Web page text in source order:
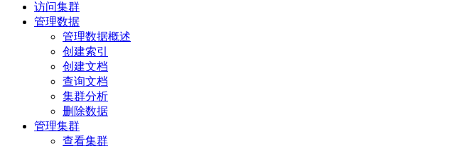
访问集群
管理数据
管理数据概述
创建索引
创建文档
查询文档
集群分析
删除数据
管理集群
查看集群